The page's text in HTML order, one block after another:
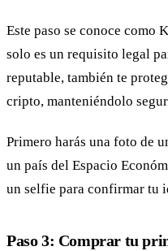
Este paso se conoce como
solo es un requisito legal
reputable, también te
cripto, manteniéndolo
Primero harás una foto de
un país del Espacio
un selfie para confirmar tu
Paso 3: Comprar tu